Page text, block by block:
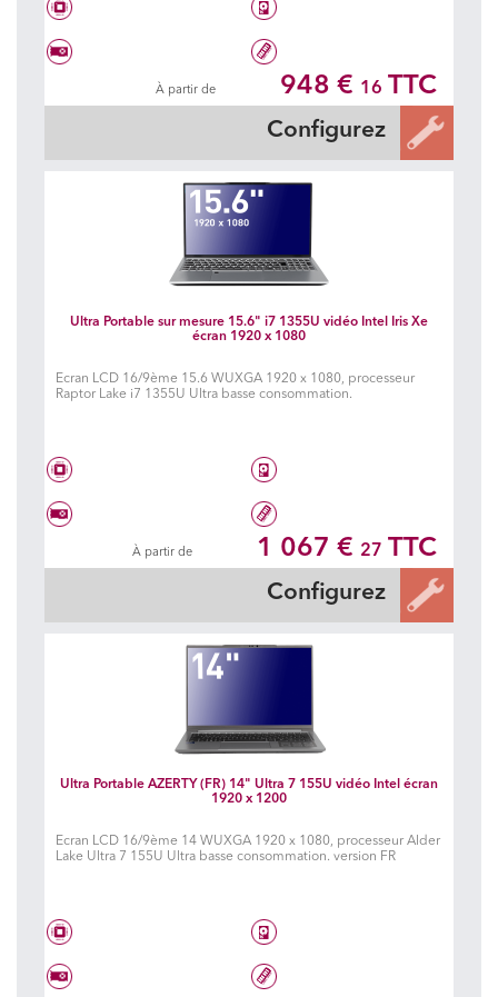
Intel® Core™ i5 1334U Disque dur à choisir
Carte graphique à choisir Mémoire à choisir
À partir de 948 € 16 TTC
Configurez
Ultra Portable sur mesure 15.6" i7 1355U vidéo Intel Iris Xe
écran 1920 x 1080
Ecran LCD 16/9ème 15.6 WUXGA 1920 x 1080, processeur
Raptor Lake i7 1355U Ultra basse consommation.
Intel® Core™ i7 1355U Disque dur à choisir
Carte graphique à choisir Mémoire à choisir
À partir de 1 067 € 27 TTC
Configurez
Ultra Portable AZERTY (FR) 14" Ultra 7 155U vidéo Intel écran
1920 x 1200
Ecran LCD 16/9ème 14 WUXGA 1920 x 1080, processeur Alder
Lake Ultra 7 155U Ultra basse consommation. version FR
Intel® Core Ultra 7 155U Disque dur à choisir